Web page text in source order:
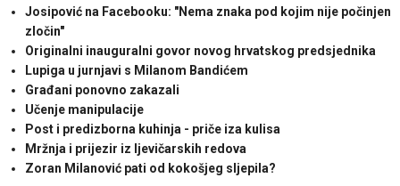
Josipović na Facebooku: "Nema znaka pod kojim nije počinjen
zločin"
Originalni inauguralni govor novog hrvatskog predsjednika
Lupiga u jurnjavi s Milanom Bandićem
Građani ponovno zakazali
Učenje manipulacije
Post i predizborna kuhinja - priče iza kulisa
Mržnja i prijezir iz ljevičarskih redova
Zoran Milanović pati od kokošjeg sljepila?